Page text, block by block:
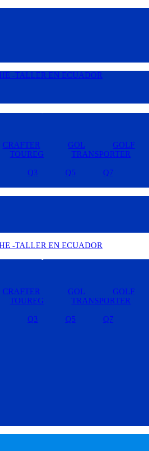
CRAFTER GOL GOLF
TOUREG TRANSPORTER
Q3 Q5 Q7
CRAFTER GOL GOLF
TOUREG TRANSPORTER
Q3 Q5 Q7